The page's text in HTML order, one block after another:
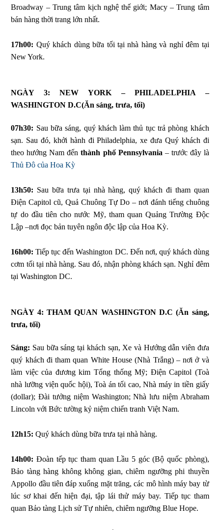
Broadway – Trung tâm kịch nghệ thế giới; Macy – Trung tâm
bán hàng thời trang lớn nhất.
17h00: Quý khách dùng bữa tối tại nhà hàng và nghỉ đêm tại
New York.
NGÀY 3: NEW YORK – PHILADELPHIA –
WASHINGTON D.C(Ăn sáng, trưa, tối)
07h30: Sau bữa sáng, quý khách làm thủ tục trả phòng khách
sạn. Sau đó, khởi hành đi Philadelphia, xe đưa Quý khách đi
theo hướng Nam đếnthành phố Pennsylvania – trước đây là
Thủ Đô của Hoa Kỳ
13h50: Sau bữa trưa tại nhà hàng, quý khách đi tham quan
Điện Capitol cũ, Quả Chuông Tự Do – nơi đánh tiếng chuông
tự do đầu tiên cho nước Mỹ, tham quan Quảng Trường Độc
Lập –nơi đọc bản tuyên ngôn độc lập của Hoa Kỳ.
16h00: Tiếp tục đến Washington DC. Đến nơi, quý khách dùng
cơm tối tại nhà hàng. Sau đó, nhận phòng khách sạn. Nghỉ đêm
tại Washington DC.
NGÀY 4: THAM QUAN WASHINGTON D.C(Ăn sáng,
trưa, tối)
Sáng: Sau bữa sáng tại khách sạn, Xe và Hướng dẫn viên đưa
quý khách đi tham quan White House (Nhà Trắng) – nơi ở và
làm việc của đương kim Tổng thống Mỹ; Điện Capitol (Toà
nhà lưỡng viện quốc hội), Toà án tối cao, Nhà máy in tiền giấy
(dollar); Đài tưởng niệm Washington; Nhà lưu niệm Abraham
Lincoln với Bức tường kỷ niệm chiến tranh Việt Nam.
12h15: Quý khách dùng bữa trưa tại nhà hàng.
14h00: Đoàn tếp tục tham quan Lầu 5 góc (Bộ quốc phòng),
Bảo tàng hàng không không gian, chiêm ngưỡng phi thuyền
Appollo đầu tiên đáp xuống mặt trăng, các mô hình máy bay từ
lúc sơ khai đến hiện đại, tập lái thử máy bay. Tiếp tục tham
quan Bảo tàng Lịch sử Tự nhiên, chiêm ngưỡng Blue Hope.